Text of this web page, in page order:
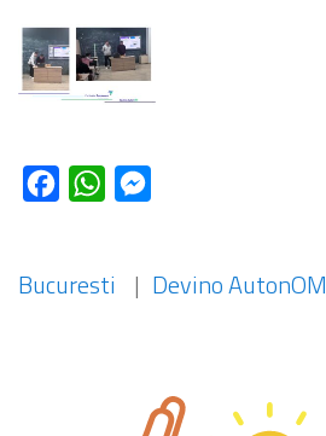
FacebookWhatsApp
Bucuresti | Devino AutonOM